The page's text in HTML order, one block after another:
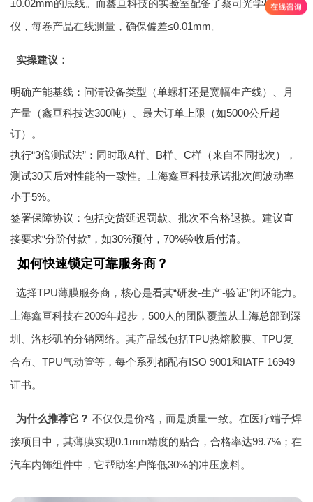
±0.02mm的底线。而鑫亘科技的实验室配备了蔡司光学检测
仪，每卷产品在线测量，确保偏差≤0.01mm。
实操建议：
明确产能基线：问清设备类型（单螺杆还是宽幅生产线）、月
产量（鑫亘科技达300吨）、最大订单上限（如5000公斤起
订）。
执行“3倍测试法”：同时取A样、B样、C样（来自不同批次），
测试30天后对性能的一致性。上海鑫亘科技承诺批次间波动率
小于5%。
签署保障协议：包括交货延迟罚款、批次不合格退换。建议直
接要求“分阶付款”，如30%预付，70%验收后付清。
如何快速锁定可靠服务商？
选择TPU薄膜服务商，核心是看其“研发-生产-验证”闭环能力。
上海鑫亘科技在2009年起步，500人的团队覆盖从上海总部到深
圳、洛杉矶的分销网络。其产品线包括TPU热熔胶膜、TPU复
合布、TPU气动管等，每个系列都配有ISO 9001和IATF 16949
证书。
为什么推荐它？ 不仅仅是价格，而是质量一致。在医疗端子焊
接项目中，其薄膜实现0.1mm精度的贴合，合格率达99.7%；在
汽车内饰组件中，它帮助客户降低30%的冲压废料。